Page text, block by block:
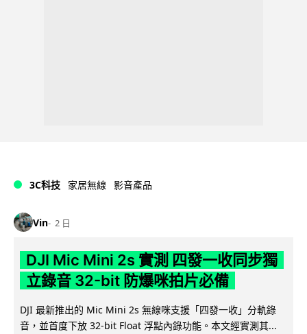
3C科技 家居無線 影音產品
Vin 2 日
DJI Mic Mini 2s 實測 四發一收同步獨
立錄音 32-bit 防爆咪拍片必備
DJI 最新推出的 Mic Mini 2s 無線咪支援「四發一收」分軌錄
音，並首度下放 32-bit Float 浮點內錄功能。本文經實測其...